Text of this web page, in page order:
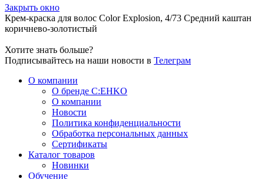
Закрыть окно
Крем-краска для волос Color Explosion, 4/73 Средний каштан
коричнево-золотистый
Хотите знать больше?
Подписывайтесь на наши новости в Телеграм
О компании
О бренде C:EHKO
О компании
Новости
Политика конфиденциальности
Обработка персональных данных
Сертификаты
Каталог товаров
Новинки
Обучение